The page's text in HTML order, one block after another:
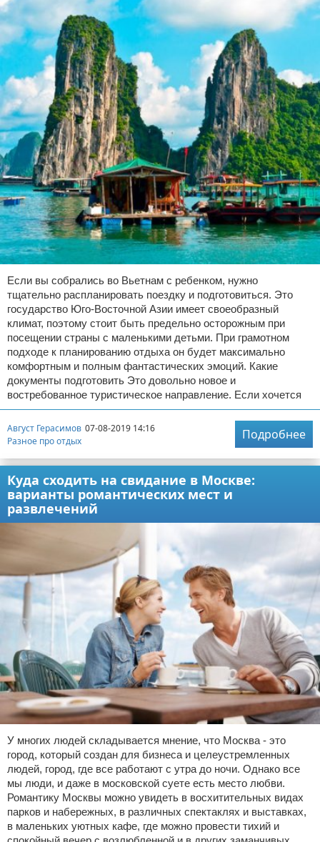
Если вы собрались во Вьетнам с ребенком, нужно
тщательно распланировать поездку и подготовиться. Это
государство Юго-Восточной Азии имеет своеобразный
климат, поэтому стоит быть предельно осторожным при
посещении страны с маленькими детьми. При грамотном
подходе к планированию отдыха он будет максимально
комфортным и полным фантастических эмоций. Какие
документы подготовить Это довольно новое и
востребованное туристическое направление. Если хочется
Август Герасимов 07-08-2019 14:16
Разное про отдых
Подробнее
Куда сходить на свидание в Москве:
варианты романтических мест и
развлечений
У многих людей складывается мнение, что Москва - это
город, который создан для бизнеса и целеустремленных
людей, город, где все работают с утра до ночи. Однако все
мы люди, и даже в московской суете есть место любви.
Романтику Москвы можно увидеть в восхитительных видах
парков и набережных, в различных спектаклях и выставках,
в маленьких уютных кафе, где можно провести тихий и